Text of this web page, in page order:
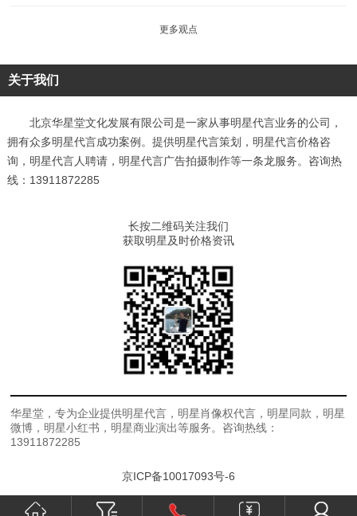
更多观点
关于我们
北京华星堂文化发展有限公司是一家从事明星代言业务的公司，
拥有众多明星代言成功案例。提供明星代言策划，明星代言价格咨
询，明星代言人聘请，明星代言广告拍摄制作等一条龙服务。咨询热
线：13911872285
长按二维码关注我们
获取明星及时价格资讯
华星堂，专为企业提供明星代言，明星肖像权代言，明星同款，明星
微博，明星小红书，明星商业演出等服务。咨询热线：
13911872285
京ICP备10017093号-6